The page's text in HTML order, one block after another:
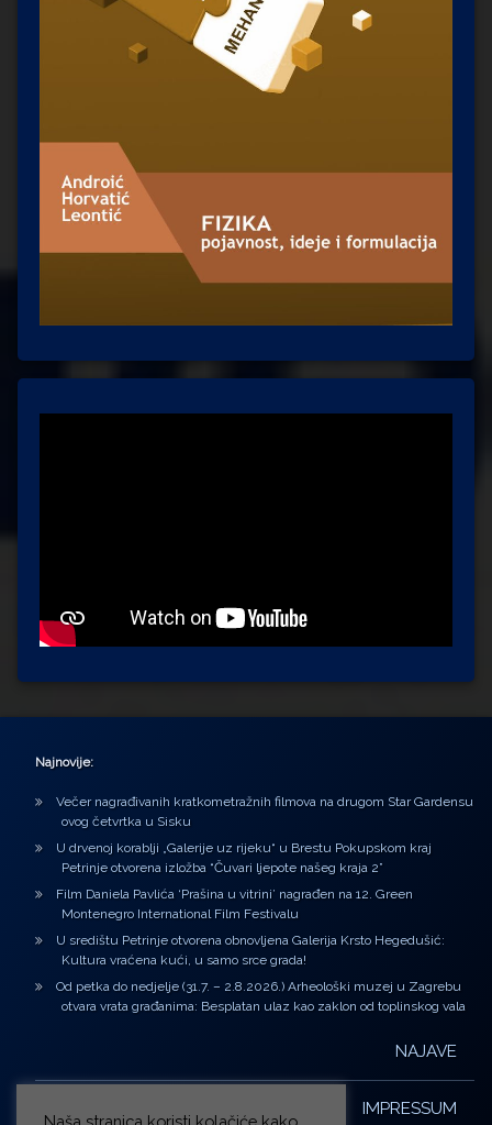
Najnovije:
Večer nagrađivanih kratkometražnih filmova na drugom Star Gardensu
ovog četvrtka u Sisku
U drvenoj korablji „Galerije uz rijeku“ u Brestu Pokupskom kraj
Petrinje otvorena izložba “Čuvari ljepote našeg kraja 2”
Film Daniela Pavlića ‘Prašina u vitrini’ nagrađen na 12. Green
Montenegro International Film Festivalu
U središtu Petrinje otvorena obnovljena Galerija Krsto Hegedušić:
Kultura vraćena kući, u samo srce grada!
Od petka do nedjelje (31.7. – 2.8.2026.) Arheološki muzej u Zagrebu
otvara vrata građanima: Besplatan ulaz kao zaklon od toplinskog vala
NAJAVE
IMPRESSUM
Naša stranica koristi kolačiće kako